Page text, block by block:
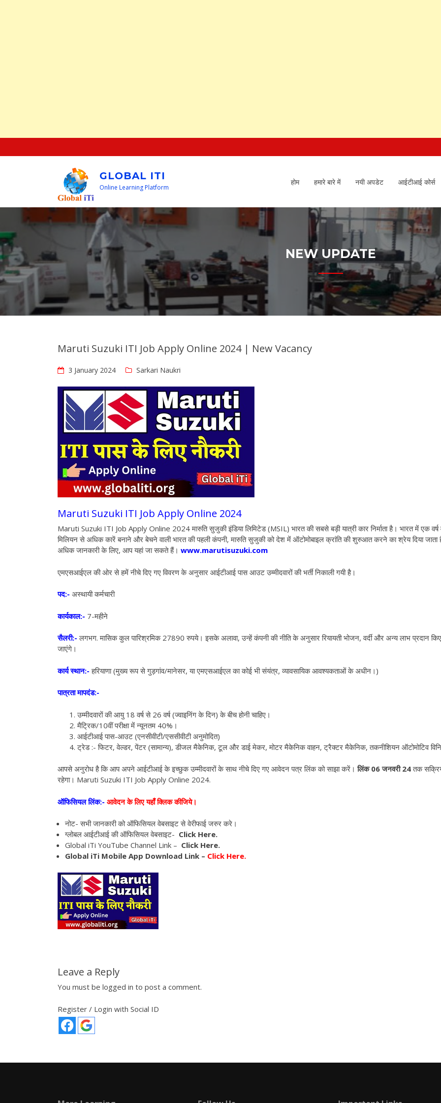
GLOBAL ITI
Online Learning Platform
होम हमारे बारे में नयी अपडेट आईटीआई कोर्स
NEW UPDATE
Maruti Suzuki ITI Job Apply Online 2024 | New Vacancy
3 January 2024 Sarkari Naukri
Maruti Suzuki ITI Job Apply Online 2024
Maruti Suzuki ITI Job Apply Online 2024 मारुति सुजुकी इंडिया लिमिटेड (MSIL) भारत की सबसे बड़ी यात्री कार निर्माता है। भारत में एक
मिलियन से अधिक कारें बनाने और बेचने वाली भारत की पहली कंपनी, मारुति सुजुकी को देश में ऑटोमोबाइल क्रांति की शुरुआत करने का श्रेय दिया जाता
अधिक जानकारी के लिए, आप यहां जा सकते हैं। www.marutisuzuki.com
एमएसआईएल की ओर से हमें नीचे दिए गए विवरण के अनुसार आईटीआई पास आउट उम्मीदवारों की भर्ती निकाली गयी है।
पद:- अस्थायी कर्मचारी
कार्यकाल:- 7-महीने
सैलरी:- लगभग. मासिक कुल पारिश्रमिक 27890 रुपये। इसके अलावा, उन्हें कंपनी की नीति के अनुसार रियायती भोजन, वर्दी और अन्य लाभ प्रदान किए
जाएंगे।
कार्य स्थान:- हरियाणा (मुख्य रूप से गुड़गांव/मानेसर, या एमएसआईएल का कोई भी संयंत्र, व्यावसायिक आवश्यकताओं के अधीन।)
पात्रता मापदंड:-
उम्मीदवारों की आयु 18 वर्ष से 26 वर्ष (ज्वाइनिंग के दिन) के बीच होनी चाहिए।
मैट्रिक/10वीं परीक्षा में न्यूनतम 40%।
आईटीआई पास-आउट (एनसीवीटी/एससीवीटी अनुमोदित)
ट्रेड :- फिटर, वेल्डर, पेंटर (सामान्य), डीजल मैकेनिक, टूल और डाई मेकर, मोटर मैकेनिक वाहन, ट्रैक्टर मैकेनिक, तकनीशियन ऑटोमोटिव
आपसे अनुरोध है कि आप अपने आईटीआई के इच्छुक उम्मीदवारों के साथ नीचे दिए गए आवेदन पत्र लिंक को साझा करें।लिंक 06 जनवरी 24तक
रहेगा। Maruti Suzuki ITI Job Apply Online 2024.
ऑफिसियल लिंक:- आवेदन के लिए यहाँ क्लिक कीजिये।
नोट- सभी जानकारी को ऑफिसियल वेबसाइट से वेरीफाई जरुर करे।
ग्लोबल आईटीआई की ऑफिसियल वेबसाइट- Click Here.
Global iTi YouTube Channel Link – Click Here.
Global iTi Mobile App Download Link – Click Here.
Leave a Reply
You must be logged in to post a comment.
Register / Login with Social ID